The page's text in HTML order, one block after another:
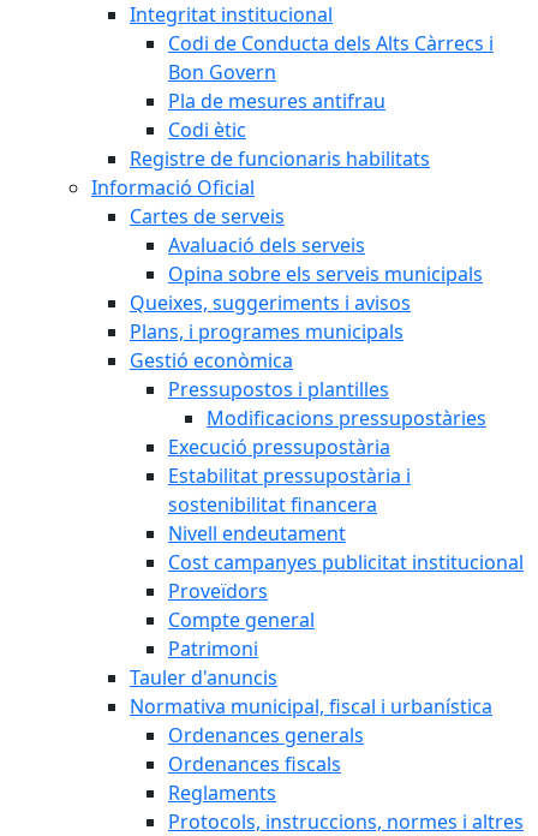
Integritat institucional
Codi de Conducta dels Alts Càrrecs i
Bon Govern
Pla de mesures antifrau
Codi ètic
Registre de funcionaris habilitats
Informació Oficial
Cartes de serveis
Avaluació dels serveis
Opina sobre els serveis municipals
Queixes, suggeriments i avisos
Plans, i programes municipals
Gestió econòmica
Pressupostos i plantilles
Modificacions pressupostàries
Execució pressupostària
Estabilitat pressupostària i
sostenibilitat financera
Nivell endeutament
Cost campanyes publicitat institucional
Proveïdors
Compte general
Patrimoni
Tauler d'anuncis
Normativa municipal, fiscal i urbanística
Ordenances generals
Ordenances fiscals
Reglaments
Protocols, instruccions, normes i altres